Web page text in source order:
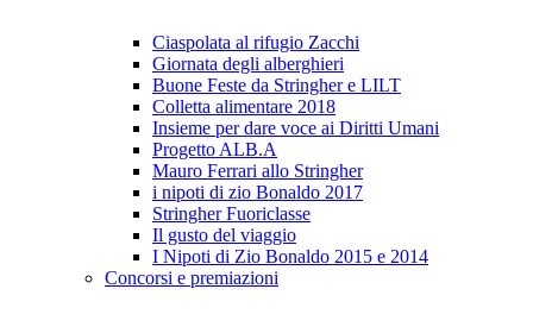
Ciaspolata al rifugio Zacchi
Giornata degli alberghieri
Buone Feste da Stringher e LILT
Colletta alimentare 2018
Insieme per dare voce ai Diritti Umani
Progetto ALB.A
Mauro Ferrari allo Stringher
i nipoti di zio Bonaldo 2017
Stringher Fuoriclasse
Il gusto del viaggio
I Nipoti di Zio Bonaldo 2015 e 2014
Concorsi e premiazioni